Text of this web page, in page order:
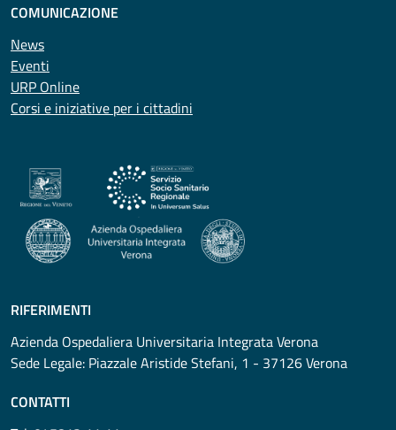
COMUNICAZIONE
News
Eventi
URP Online
Corsi e iniziative per i cittadini
RIFERIMENTI
Azienda Ospedaliera Universitaria Integrata Verona
Sede Legale: Piazzale Aristide Stefani, 1 - 37126 Verona
CONTATTI